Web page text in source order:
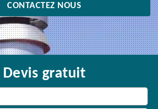
CONTACTEZ NOUS
Devis gratuit